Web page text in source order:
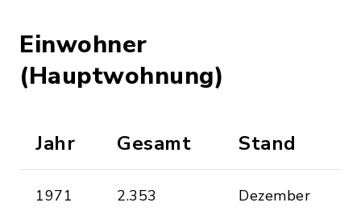
Einwohner
(Hauptwohnung)
Jahr Gesamt Stand
1971 2.353 Dezember